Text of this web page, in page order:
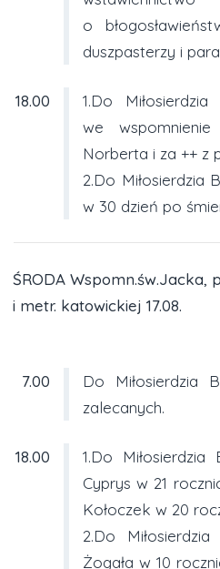
o
duszpasterzy i
18.00
1.Do
we
Norberta i za ++ z
2.Do Miłosierdzia
w 30 dzień po
ŚRODA Wspomn.św.Jacka,
i metr. katowickiej 17.08.
7.00
Do Miłosierdzia
zalecanych.
18.00
1.Do
Cyprys w 21
Kołoczek w 20
2.Do
Żogała w 10